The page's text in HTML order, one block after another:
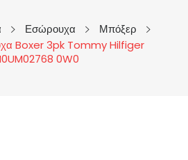
Εσώρουχα
Μπόξερ
Boxer 3pk Tommy Hilfiger
0W0